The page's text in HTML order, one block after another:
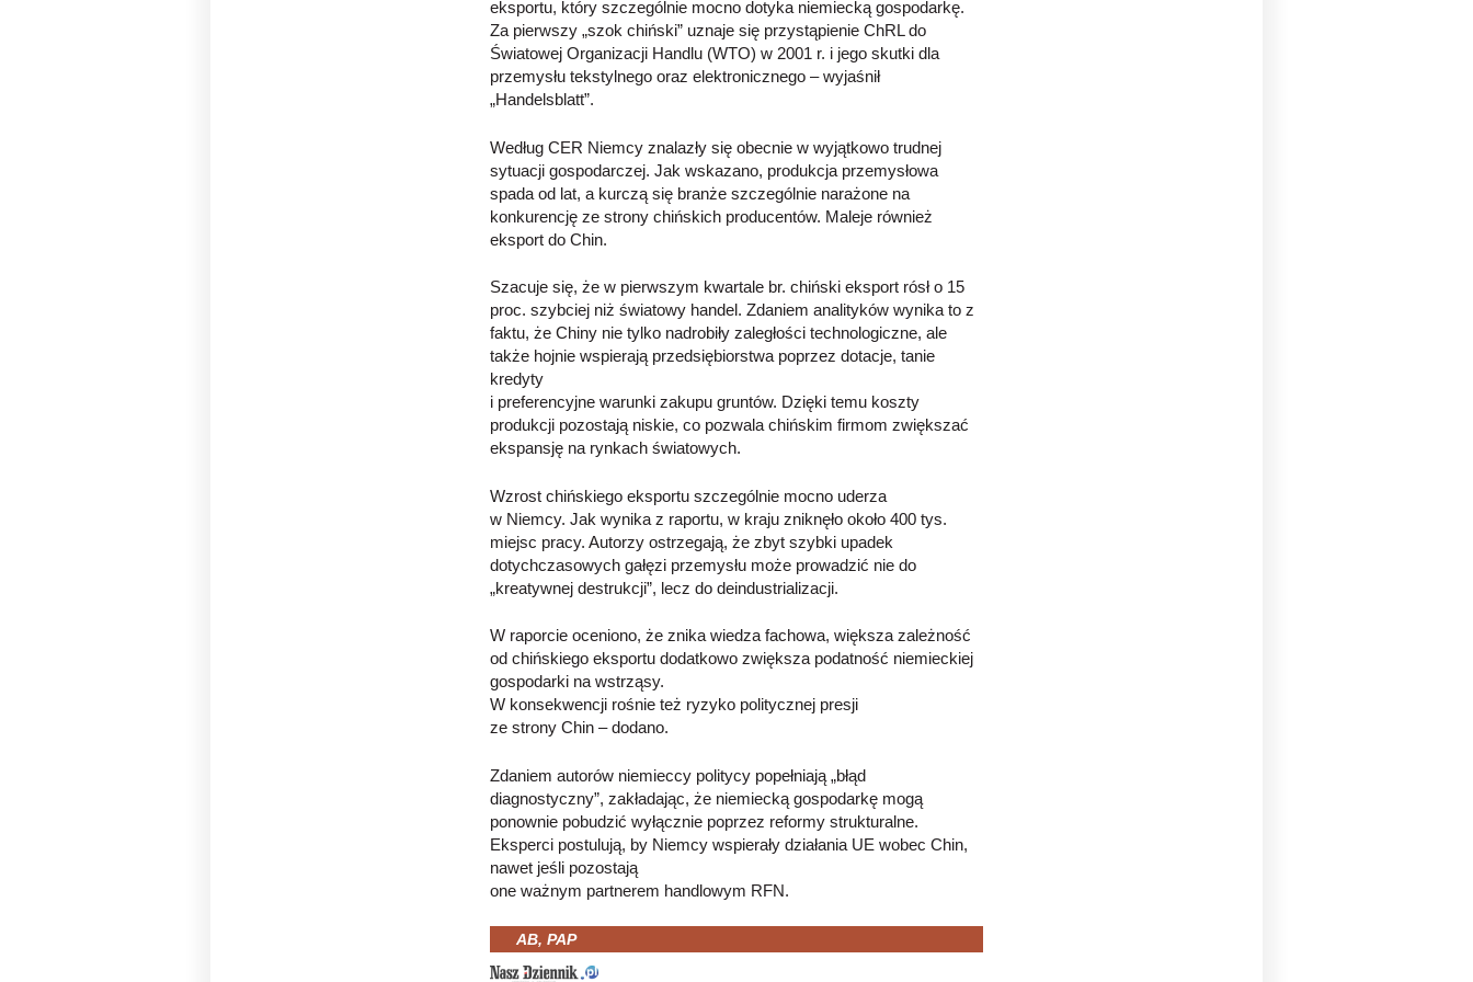
eksportu, który szczególnie mocno dotyka niemiecką gospodarkę.
Za pierwszy „szok chiński” uznaje się przystąpienie ChRL do
Światowej Organizacji Handlu (WTO) w 2001 r. i jego skutki dla
przemysłu tekstylnego oraz elektronicznego – wyjaśnił
„Handelsblatt”.
Według CER Niemcy znalazły się obecnie w wyjątkowo trudnej
sytuacji gospodarczej. Jak wskazano, produkcja przemysłowa
spada od lat, a kurczą się branże szczególnie narażone na
konkurencję ze strony chińskich producentów. Maleje również
eksport do Chin.
Szacuje się, że w pierwszym kwartale br. chiński eksport rósł o 15
proc. szybciej niż światowy handel. Zdaniem analityków wynika to z
faktu, że Chiny nie tylko nadrobiły zaległości technologiczne, ale
także hojnie wspierają przedsiębiorstwa poprzez dotacje, tanie
kredyty
i preferencyjne warunki zakupu gruntów. Dzięki temu koszty
produkcji pozostają niskie, co pozwala chińskim firmom zwiększać
ekspansję na rynkach światowych.
Wzrost chińskiego eksportu szczególnie mocno uderza
w Niemcy. Jak wynika z raportu, w kraju zniknęło około 400 tys.
miejsc pracy. Autorzy ostrzegają, że zbyt szybki upadek
dotychczasowych gałęzi przemysłu może prowadzić nie do
„kreatywnej destrukcji”, lecz do deindustrializacji.
W raporcie oceniono, że znika wiedza fachowa, większa zależność
od chińskiego eksportu dodatkowo zwiększa podatność niemieckiej
gospodarki na wstrząsy.
W konsekwencji rośnie też ryzyko politycznej presji
ze strony Chin – dodano.
Zdaniem autorów niemieccy politycy popełniają „błąd
diagnostyczny”, zakładając, że niemiecką gospodarkę mogą
ponownie pobudzić wyłącznie poprzez reformy strukturalne.
Eksperci postulują, by Niemcy wspierały działania UE wobec Chin,
nawet jeśli pozostają
one ważnym partnerem handlowym RFN.
AB, PAP